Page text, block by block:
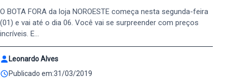
O BOTA FORA da loja NOROESTE começa nesta segunda-feira
(01) e vai até o dia 06. Você vai se surpreender com preços
incríveis. E…
Leonardo Alves
Publicado em:31/03/2019